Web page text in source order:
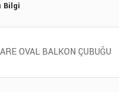
Bilgi
OVAL BALKON ÇUBUĞU